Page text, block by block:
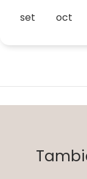
set oct